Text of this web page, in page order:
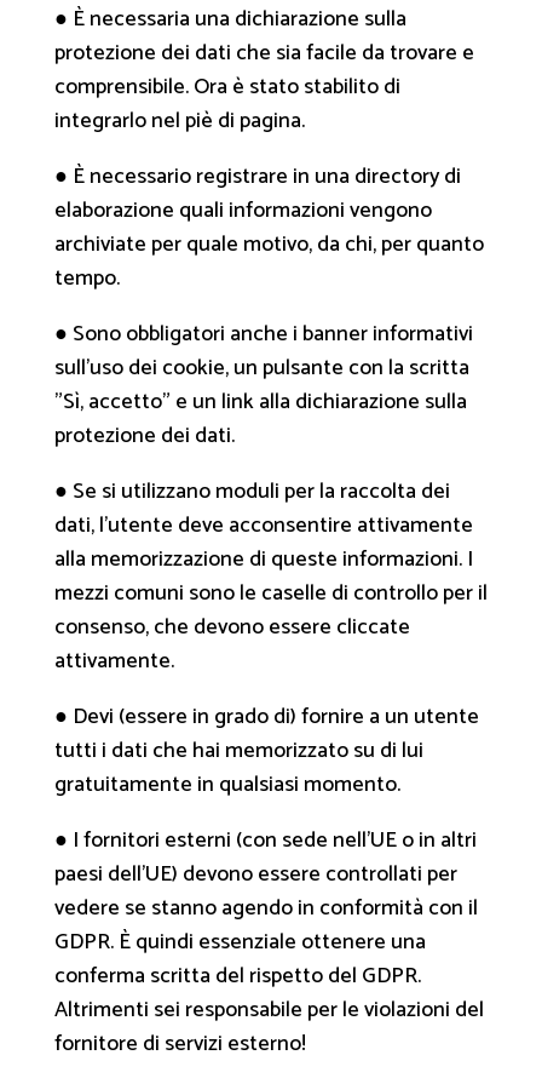
● È necessaria una dichiarazione sulla
protezione dei dati che sia facile da trovare e
comprensibile. Ora è stato stabilito di
integrarlo nel piè di pagina.
● È necessario registrare in una directory di
elaborazione quali informazioni vengono
archiviate per quale motivo, da chi, per quanto
tempo.
● Sono obbligatori anche i banner informativi
sull'uso dei cookie, un pulsante con la scritta
"Sì, accetto" e un link alla dichiarazione sulla
protezione dei dati.
● Se si utilizzano moduli per la raccolta dei
dati, l'utente deve acconsentire attivamente
alla memorizzazione di queste informazioni. I
mezzi comuni sono le caselle di controllo per il
consenso, che devono essere cliccate
attivamente.
● Devi (essere in grado di) fornire a un utente
tutti i dati che hai memorizzato su di lui
gratuitamente in qualsiasi momento.
● I fornitori esterni (con sede nell'UE o in altri
paesi dell'UE) devono essere controllati per
vedere se stanno agendo in conformità con il
GDPR. È quindi essenziale ottenere una
conferma scritta del rispetto del GDPR.
Altrimenti sei responsabile per le violazioni del
fornitore di servizi esterno!